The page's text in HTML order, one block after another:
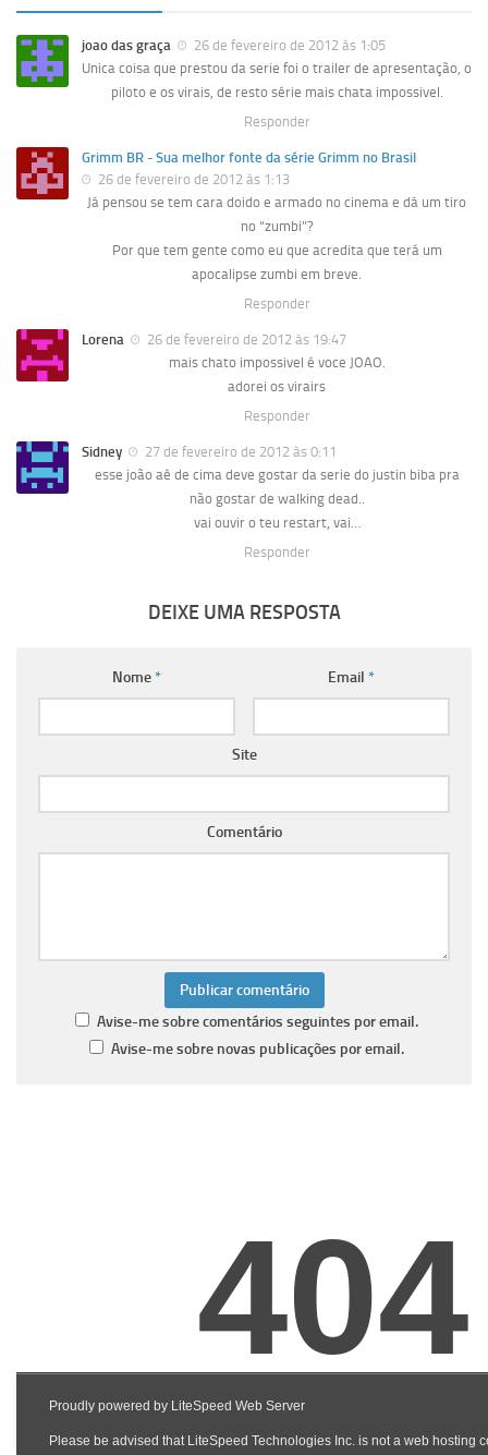
joao das graça
26 de fevereiro de 2012 às 1:05
Unica coisa que prestou da serie foi o trailer de apresentação, o
piloto e os virais, de resto série mais chata impossivel.
Responder
Grimm BR - Sua melhor fonte da série Grimm no Brasil
26 de fevereiro de 2012 às 1:13
Já pensou se tem cara doido e armado no cinema e dá um tiro
no “zumbi”?
Por que tem gente como eu que acredita que terá um
apocalipse zumbi em breve.
Responder
Lorena
26 de fevereiro de 2012 às 19:47
mais chato impossivel é voce JOAO.
adorei os virairs
Responder
Sidney
27 de fevereiro de 2012 às 0:11
esse joão aê de cima deve gostar da serie do justin biba pra
não gostar de walking dead..
vai ouvir o teu restart, vai…
Responder
DEIXE UMA RESPOSTA
Nome* Email *
Site
Comentário
Avise-me sobre comentários seguintes por email.
Avise-me sobre novas publicações por email.